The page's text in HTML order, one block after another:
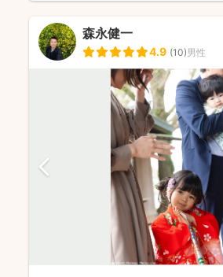
森永健一
4.9 (10)男性